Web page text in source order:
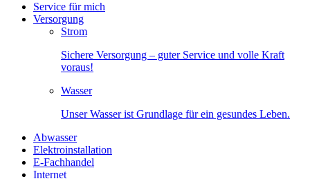
Service für mich
Versorgung
Strom
Sichere Versorgung – guter Service und volle Kraft
voraus!
Wasser
Unser Wasser ist Grundlage für ein gesundes Leben.
Abwasser
Elektroinstallation
E-Fachhandel
Internet